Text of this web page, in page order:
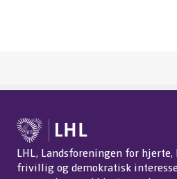
LHL, Landsforeningen for
frivillig og demokratisk